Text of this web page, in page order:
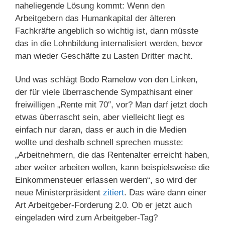
naheliegende Lösung kommt: Wenn den
Arbeitgebern das Humankapital der älteren
Fachkräfte angeblich so wichtig ist, dann müsste
das in die Lohnbildung internalisiert werden, bevor
man wieder Geschäfte zu Lasten Dritter macht.
Und was schlägt Bodo Ramelow von den Linken,
der für viele überraschende Sympathisant einer
freiwilligen „Rente mit 70″, vor? Man darf jetzt doch
etwas überrascht sein, aber vielleicht liegt es
einfach nur daran, dass er auch in die Medien
wollte und deshalb schnell sprechen musste:
„Arbeitnehmern, die das Rentenalter erreicht haben,
aber weiter arbeiten wollen, kann beispielsweise die
Einkommensteuer erlassen werden“, so wird der
neue Ministerpräsident zitiert. Das wäre dann einer
Art Arbeitgeber-Forderung 2.0. Ob er jetzt auch
eingeladen wird zum Arbeitgeber-Tag?